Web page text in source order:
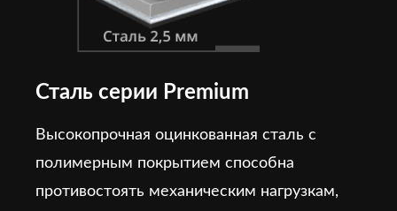
Сталь серии Premium
Высокопрочная оцинкованная сталь с
полимерным покрытием способна
противостоять механическим нагрузкам,